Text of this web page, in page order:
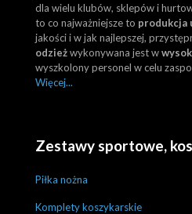
dla wielu klubów, sklepów i
to co najważniejsze to produkcja
jakości i w jak najlepszej,
odzieżwykonywana jest w
wyszkolony personel w celu
Więcej...
Zestawy sportowe,
Piłka nożna
Komplety koszykarskie